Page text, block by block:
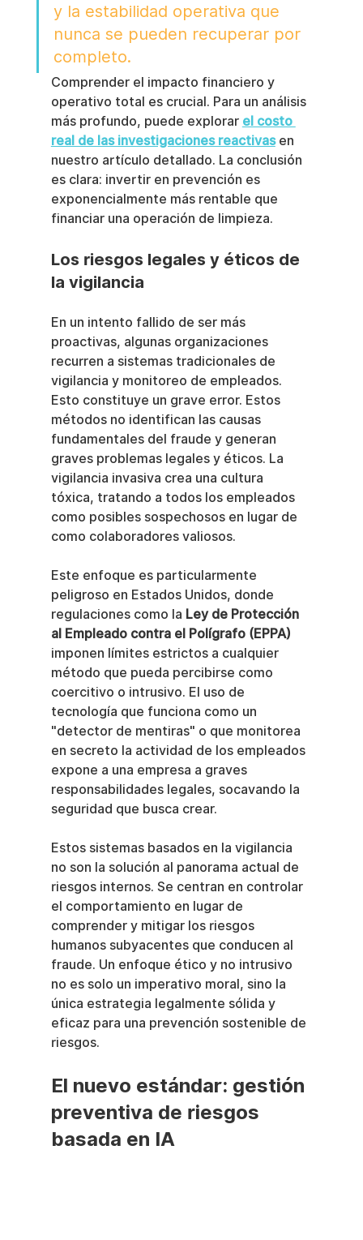
y la estabilidad operativa que
nunca se pueden recuperar por
completo.
Comprender el impacto financiero y
operativo total es crucial. Para un análisis
más profundo, puede explorar el costo
real de las investigaciones reactivas en
nuestro artículo detallado. La conclusión
es clara: invertir en prevención es
exponencialmente más rentable que
financiar una operación de limpieza.
Los riesgos legales y éticos de
la vigilancia
En un intento fallido de ser más
proactivas, algunas organizaciones
recurren a sistemas tradicionales de
vigilancia y monitoreo de empleados.
Esto constituye un grave error. Estos
métodos no identifican las causas
fundamentales del fraude y generan
graves problemas legales y éticos. La
vigilancia invasiva crea una cultura
tóxica, tratando a todos los empleados
como posibles sospechosos en lugar de
como colaboradores valiosos.
Este enfoque es particularmente
peligroso en Estados Unidos, donde
regulaciones como la Ley de Protección
al Empleado contra el Polígrafo (EPPA)
imponen límites estrictos a cualquier
método que pueda percibirse como
coercitivo o intrusivo. El uso de
tecnología que funciona como un
"detector de mentiras" o que monitorea
en secreto la actividad de los empleados
expone a una empresa a graves
responsabilidades legales, socavando la
seguridad que busca crear.
Estos sistemas basados en la vigilancia
no son la solución al panorama actual de
riesgos internos. Se centran en controlar
el comportamiento en lugar de
comprender y mitigar los riesgos
humanos subyacentes que conducen al
fraude. Un enfoque ético y no intrusivo
no es solo un imperativo moral, sino la
única estrategia legalmente sólida y
eficaz para una prevención sostenible de
riesgos.
El nuevo estándar: gestión
preventiva de riesgos
basada en IA